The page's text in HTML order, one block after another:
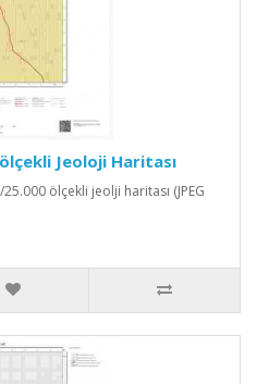
Jeoloji Haritası
ölçekli jeolji haritası (JPEG